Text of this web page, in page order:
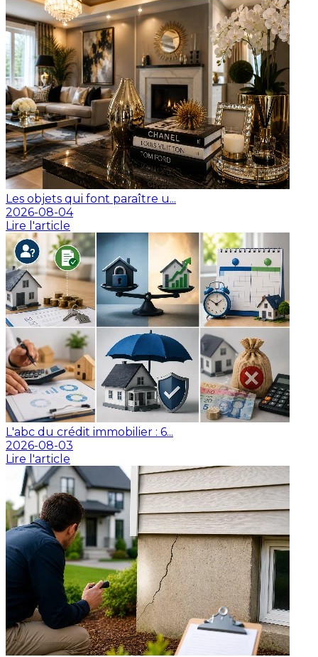
Les objets qui font paraître u...
2026-08-04
Lire l'article
L'abc du crédit immobilier : 6...
2026-08-03
Lire l'article